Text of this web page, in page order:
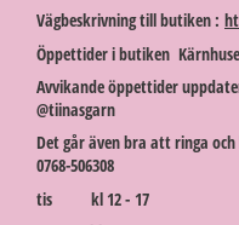
Vägbeskrivning till butiken :
Öppettider i butiken
Avvikande öppettider
@tiinasgarn
Det går även bra att ringa
0768-506308
tis kl 12 - 17